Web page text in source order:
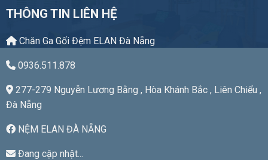
THÔNG TIN LIÊN HỆ
Chăn Ga Gối Đệm ELAN Đà Nẵng
0936.511.878
277-279 Nguyễn Lương Bằng , Hòa Khánh Bắc , Liên Chiểu ,
Đà Nẵng
NỆM ELAN ĐÀ NẴNG
Đang cập nhật...